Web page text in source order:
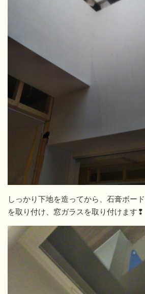
しっかり下地を造ってから、石膏ボー
を取り付け、窓ガラスを取り付けます❢